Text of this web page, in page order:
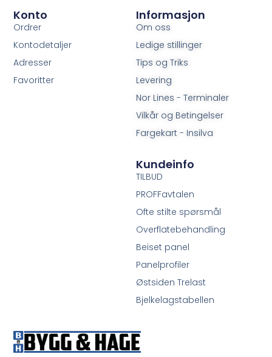
Informasjon
Om oss
Ledige stillinger
Tips og Triks
Levering
Nor Lines - Terminaler
Vilkår og Betingelser
Fargekart - Insilva
Konto
Ordrer
Kontodetaljer
Adresser
Favoritter
Kundeinfo
TILBUD
PROFFavtalen
Ofte stilte spørsmål
Overflatebehandling
Beiset panel
Panelprofiler
Østsiden Trelast
Bjelkelagstabellen